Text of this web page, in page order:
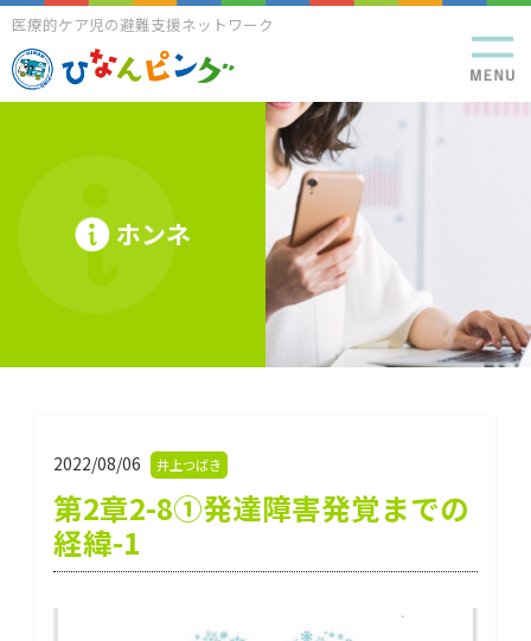
医療的ケア児の避難支援ネットワーク
ホンネ
2022/08/06 井上つばき
第2章2-8①発達障害発覚までの
経緯-1